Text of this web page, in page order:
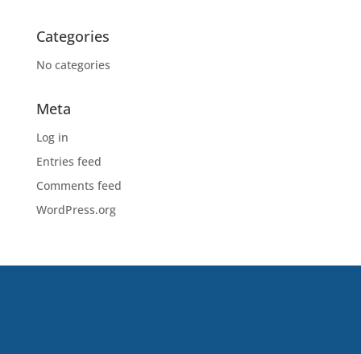
Categories
No categories
Meta
Log in
Entries feed
Comments feed
WordPress.org